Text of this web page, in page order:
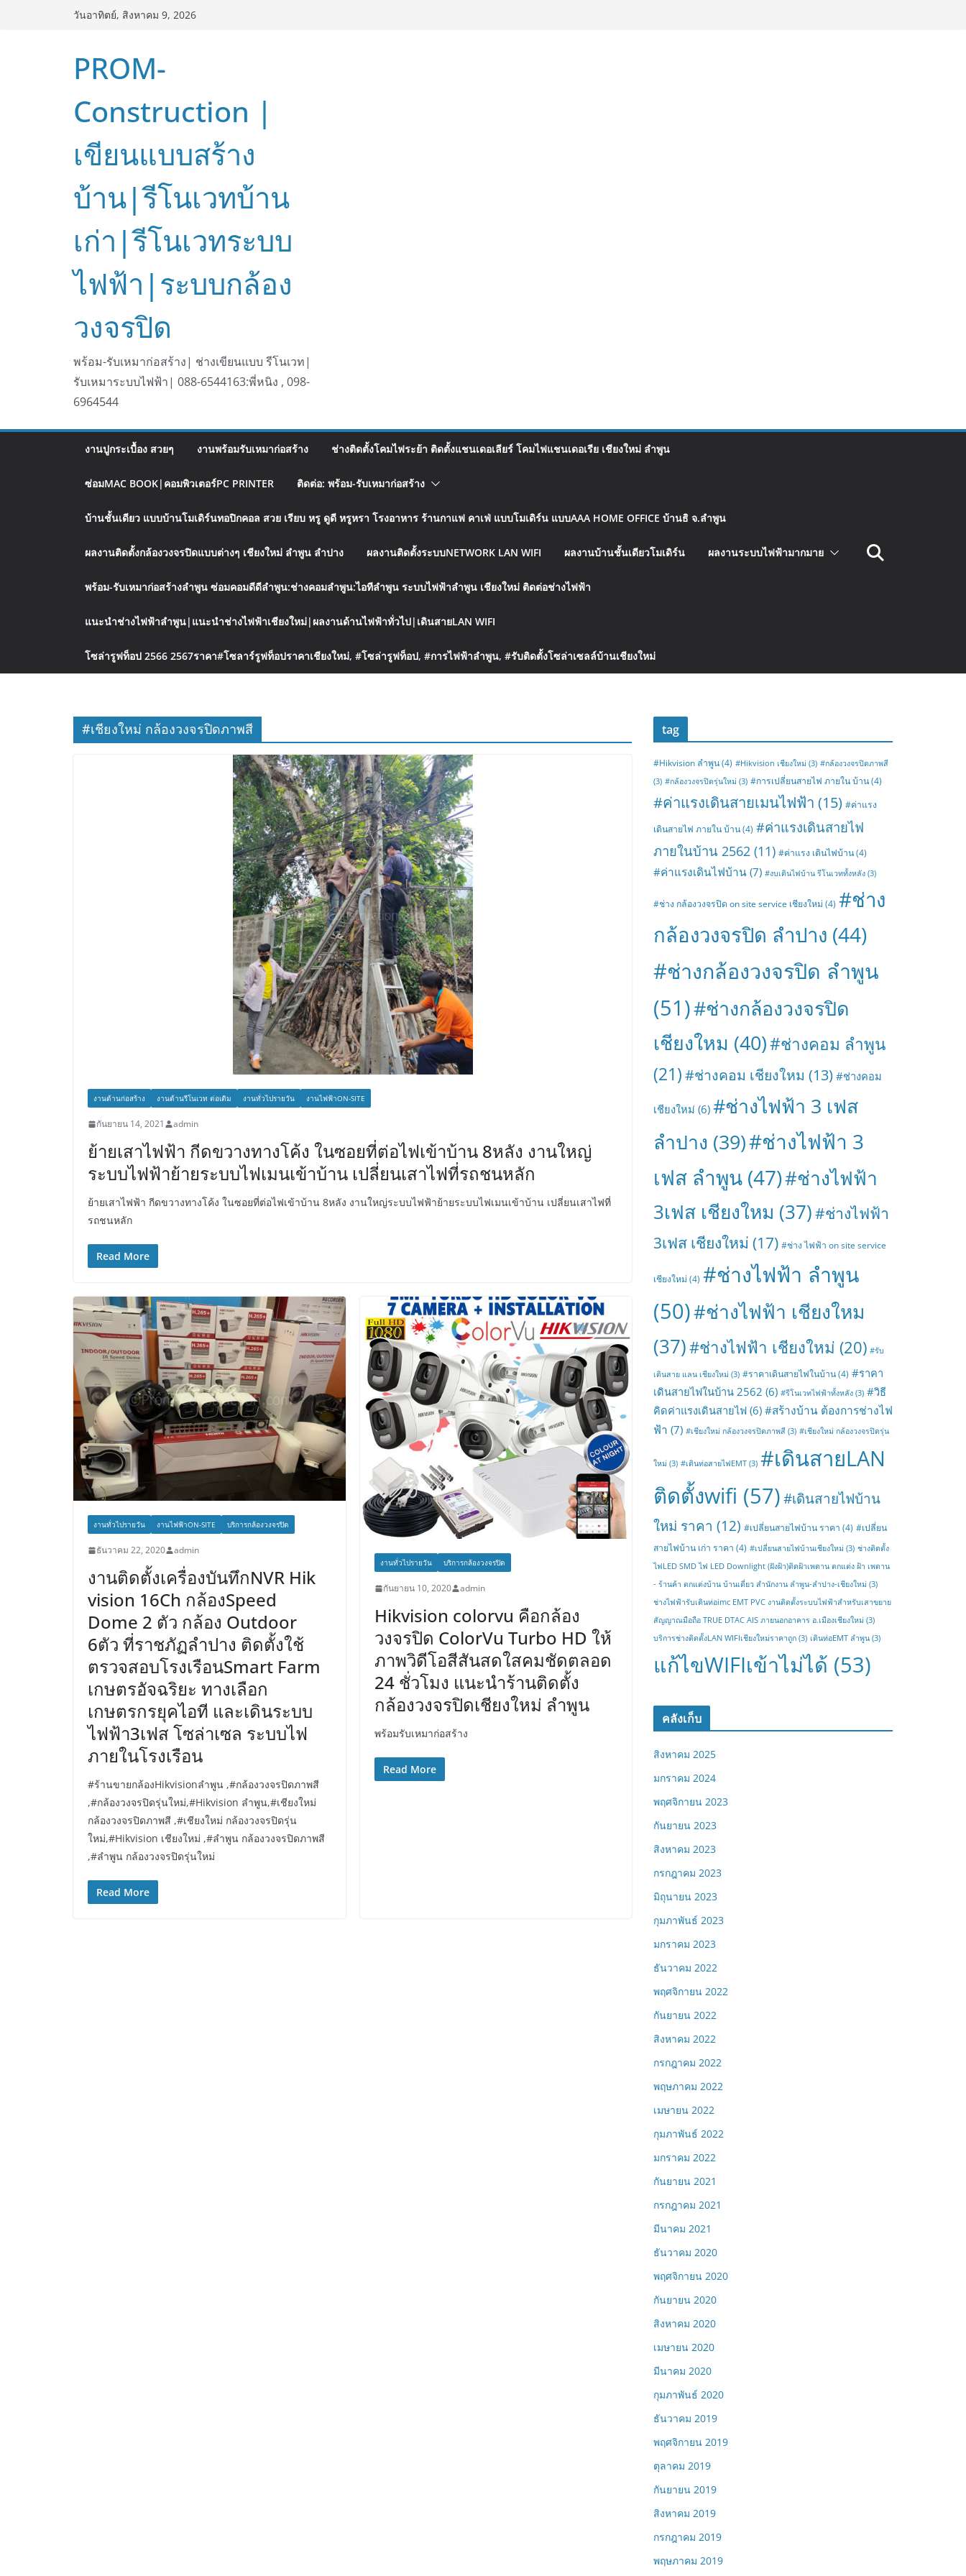
วันอาทิตย์, สิงหาคม 9, 2026
PROM-
Construction |
เขียนแบบสร้าง
บ้าน|รีโนเวทบ้าน
เก่า|รีโนเวทระบบ
ไฟฟ้า|ระบบกล้อง
วงจรปิด
พร้อม-รับเหมาก่อสร้าง| ช่างเขียนแบบ รีโนเวท|
รับเหมาระบบไฟฟ้า| 088-6544163:พี่หนิง , 098-
6964544
งานปูกระเบื้อง สวยๆ งานพร้อมรับเหมาก่อสร้าง ช่างติดตั้งโคมไฟระย้า ติดตั้งแชนเดอเลียร์ โคมไฟแชนเดอเรีย เชียงใหม่ ลำพูน
ซ่อมMAC BOOK|คอมพิวเตอร์PC PRINTER ติดต่อ: พร้อม-รับเหมาก่อสร้าง
บ้านชั้นเดียว แบบบ้านโมเดิร์นทอปิกคอล สวย เรียบ หรู ดูดี หรูหรา โรงอาหาร ร้านกาแฟ คาเฟ่ แบบโมเดิร์น แบบAAA HOME OFFICE บ้านธิ จ.ลำพูน
ผลงานติดตั้งกล้องวงจรปิดแบบต่างๆ เชียงใหม่ ลำพูน ลำปาง ผลงานติดตั้งระบบNETWORK LAN WIFI ผลงานบ้านชั้นเดียวโมเดิร์น ผลงานระบบไฟฟ้ามากมาย
พร้อม-รับเหมาก่อสร้างลำพูน ซ่อมคอมดีดีลำพูน:ช่างคอมลำพูน:ไอทีลำพูน ระบบไฟฟ้าลำพูน เชียงใหม่ ติดต่อช่างไฟฟ้า
แนะนำช่างไฟฟ้าลำพูน|แนะนำช่างไฟฟ้าเชียงใหม่|ผลงานด้านไฟฟ้าทั่วไป|เดินสายLAN WIFI
โซล่ารูฟท็อป 2566 2567ราคา#โซลาร์รูฟท็อปราคาเชียงใหม่, #โซล่ารูฟท็อป, #การไฟฟ้าลำพูน, #รับติดตั้งโซล่าเซลล์บ้านเชียงใหม่
#เชียงใหม่ กล้องวงจรปิดภาพสี
งานด้านก่อสร้าง งานด้านรีโนเวท ต่อเติม งานทั่วไปรายวัน งานไฟฟ้าON-SITE
กันยายน 14, 2021 admin
ย้ายเสาไฟฟ้า กีดขวางทางโค้ง ในซอยที่ต่อไฟเข้าบ้าน 8หลัง งานใหญ่
ระบบไฟฟ้าย้ายระบบไฟเมนเข้าบ้าน เปลี่ยนเสาไฟที่รถชนหลัก
ย้ายเสาไฟฟ้า กีดขวางทางโค้ง ในซอยที่ต่อไฟเข้าบ้าน 8หลัง งานใหญ่ระบบไฟฟ้าย้ายระบบไฟเมนเข้าบ้าน เปลี่ยนเสาไฟที่
รถชนหลัก
Read More
งานทั่วไปรายวัน งานไฟฟ้าON-SITE บริการกล้องวงจรปิด
ธันวาคม 22, 2020 admin
งานติดตั้งเครื่องบันทึกNVR Hik
vision 16Ch กล้องSpeed
Dome 2 ตัว กล้อง Outdoor
6ตัว ที่ราชภัฏลำปาง ติดตั้งใช้
ตรวจสอบโรงเรือนSmart Farm
เกษตรอัจฉริยะ ทางเลือก
เกษตรกรยุคไอที และเดินระบบ
ไฟฟ้า3เฟส โซล่าเซล ระบบไฟ
ภายในโรงเรือน
#ร้านขายกล้องHikvisionลำพูน ,#กล้องวงจรปิดภาพสี
,#กล้องวงจรปิดรุ่นใหม่,#Hikvision ลำพูน,#เชียงใหม่
กล้องวงจรปิดภาพสี ,#เชียงใหม่ กล้องวงจรปิดรุ่น
ใหม่,#Hikvision เชียงใหม่ ,#ลำพูน กล้องวงจรปิดภาพสี
,#ลำพูน กล้องวงจรปิดรุ่นใหม่
Read More
งานทั่วไปรายวัน บริการกล้องวงจรปิด
กันยายน 10, 2020 admin
Hikvision colorvu คือกล้อง
วงจรปิด ColorVu Turbo HD ให้
ภาพวิดีโอสีสันสดใสคมชัดตลอด
24 ชั่วโมง แนะนำร้านติดตั้ง
กล้องวงจรปิดเชียงใหม่ ลำพูน
พร้อมรับเหมาก่อสร้าง
Read More
tag
#Hikvision ลำพูน(4) #Hikvision เชียงใหม่ (3) #กล้องวงจรปิดภาพสี
(3) #กล้องวงจรปิดรุ่นใหม่ (3) #การเปลี่ยนสายไฟ ภายใน บ้าน(4)
#ค่าแรงเดินสายเมนไฟฟ้า (15) #ค่าแรง
เดินสายไฟ ภายใน บ้าน(4) #ค่าแรงเดินสายไฟ
ภายในบ้าน 2562 (11) #ค่าแรง เดินไฟบ้าน(4)
#ค่าแรงเดินไฟบ้าน(7) #งบเดินไฟบ้าน รีโนเวททั้งหลัง (3)
#ช่าง กล้องวงจรปิด on site service เชียงใหม่ (4) #ช่าง
กล้องวงจรปิด ลำปาง (44)
#ช่างกล้องวงจรปิด ลำพูน
(51)#ช่างกล้องวงจรปิด
เชียงใหม (40)#ช่างคอม ลำพูน
(21)#ช่างคอม เชียงใหม (13) #ช่างคอม
เชียงใหม่ (6) #ช่างไฟฟ้า 3 เฟส
ลำปาง (39)#ช่างไฟฟ้า 3
เฟส ลำพูน (47)#ช่างไฟฟ้า
3เฟส เชียงใหม (37)#ช่างไฟฟ้า
3เฟส เชียงใหม่ (17) #ช่าง ไฟฟ้า on site service
เชียงใหม่ (4) #ช่างไฟฟ้า ลำพูน
(50)#ช่างไฟฟ้า เชียงใหม
(37)#ช่างไฟฟ้า เชียงใหม่ (20) #รับ
เดินสาย แลน เชียงใหม่ (3) #ราคาเดินสายไฟในบ้าน(4) #ราคา
เดินสายไฟในบ้าน 2562 (6) #รีโนเวทไฟฟ้าทั้งหลัง (3) #วิธี
คิดค่าแรงเดินสายไฟ (6) #สร้างบ้าน ต้องการช่างไฟ
ฟ้า (7) #เชียงใหม่ กล้องวงจรปิดภาพสี (3) #เชียงใหม่ กล้องวงจรปิดรุ่น
ใหม่ (3) #เดินท่อสายไฟEMT (3) #เดินสายLAN
ติดตั้งwifi (57)#เดินสายไฟบ้าน
ใหม่ ราคา (12) #เปลี่ยนสายไฟบ้าน ราคา (4) #เปลี่ยน
สายไฟบ้าน เก่า ราคา (4) #เปลี่ยนสายไฟบ้านเชียงใหม่ (3) ช่างติดตั้ง
ไฟLED SMD ไฟ LED Downlight (ฝังฝ้า)ติดฝ้าเพดาน ตกแต่ง ฝ้า เพดาน
- ร้านค้า ตกแต่งบ้าน บ้านเดี่ยว สำนักงาน ลำพูน-ลำปาง-เชียงใหม่ (3)
ช่างไฟฟ้ารับเดินท่อimc EMT PVC งานติดตั้งระบบไฟฟ้าสำหรับเสาขยาย
สัญญาณมือถือ TRUE DTAC AIS ภายนอกอาคาร อ.เมืองเชียงใหม่ (3)
บริการช่างติดตั้งLAN WIFIเชียงใหม่ราคาถูก (3) เดินท่อEMT ลำพูน (3)
แก้ไขWIFIเข้าไม่ได้ (53)
คลังเก็บ
สิงหาคม 2025
มกราคม 2024
พฤศจิกายน 2023
กันยายน 2023
สิงหาคม 2023
กรกฎาคม 2023
มิถุนายน 2023
กุมภาพันธ์ 2023
มกราคม 2023
ธันวาคม 2022
พฤศจิกายน 2022
กันยายน 2022
สิงหาคม 2022
กรกฎาคม 2022
พฤษภาคม 2022
เมษายน 2022
กุมภาพันธ์ 2022
มกราคม 2022
กันยายน 2021
กรกฎาคม 2021
มีนาคม 2021
ธันวาคม 2020
พฤศจิกายน 2020
กันยายน 2020
สิงหาคม 2020
เมษายน 2020
มีนาคม 2020
กุมภาพันธ์ 2020
ธันวาคม 2019
พฤศจิกายน 2019
ตุลาคม 2019
กันยายน 2019
สิงหาคม 2019
กรกฎาคม 2019
พฤษภาคม 2019